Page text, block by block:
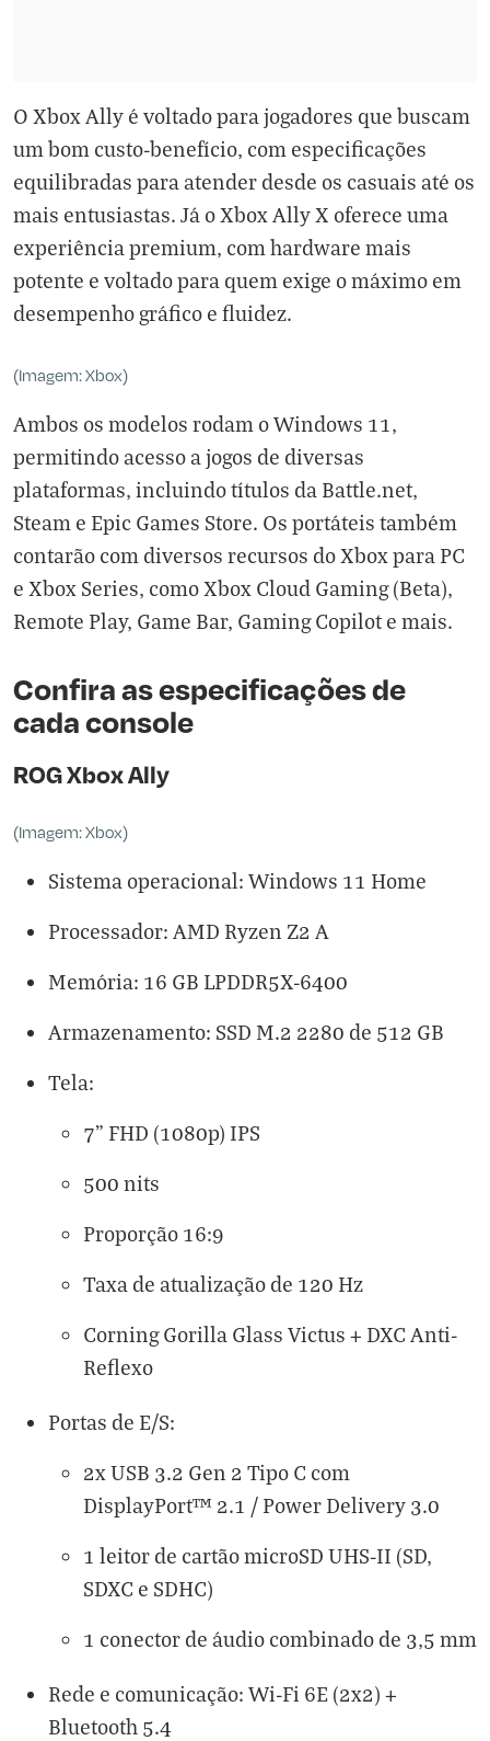
O Xbox Ally é voltado para jogadores que buscam
um bom custo-benefício, com especificações
equilibradas para atender desde os casuais até os
mais entusiastas. Já o Xbox Ally X oferece uma
experiência premium, com hardware mais
potente e voltado para quem exige o máximo em
desempenho gráfico e fluidez.
(Imagem: Xbox)
Ambos os modelos rodam o Windows 11,
permitindo acesso a jogos de diversas
plataformas, incluindo títulos da Battle.net,
Steam e Epic Games Store. Os portáteis também
contarão com diversos recursos do Xbox para PC
e Xbox Series, como Xbox Cloud Gaming (Beta),
Remote Play, Game Bar, Gaming Copilot e mais.
Confira as especificações de
cada console
ROG Xbox Ally
(Imagem: Xbox)
Sistema operacional: Windows 11 Home
Processador: AMD Ryzen Z2 A
Memória: 16 GB LPDDR5X-6400
Armazenamento: SSD M.2 2280 de 512 GB
Tela:
7” FHD (1080p) IPS
500 nits
Proporção 16:9
Taxa de atualização de 120 Hz
Corning Gorilla Glass Victus + DXC Anti-
Reflexo
Portas de E/S:
2x USB 3.2 Gen 2 Tipo C com
DisplayPort™ 2.1 / Power Delivery 3.0
1 leitor de cartão microSD UHS-II (SD,
SDXC e SDHC)
1 conector de áudio combinado de 3,5 mm
Rede e comunicação: Wi-Fi 6E (2x2) +
Bluetooth 5.4